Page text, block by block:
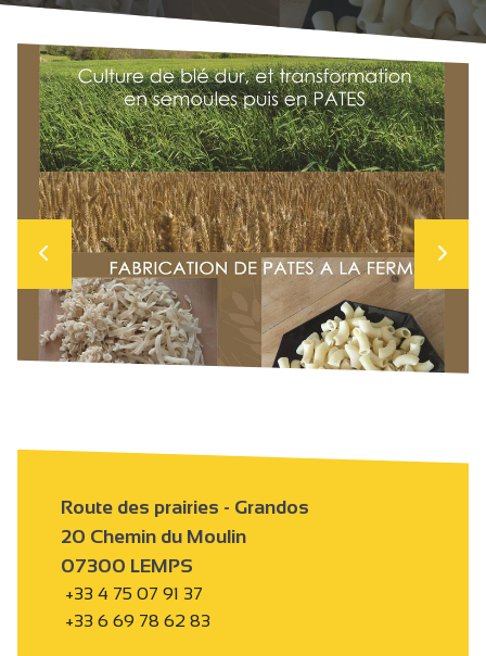
Route des prairies - Grandos
20 Chemin du Moulin
07300 LEMPS
+33 4 75 07 91 37
+33 6 69 78 62 83